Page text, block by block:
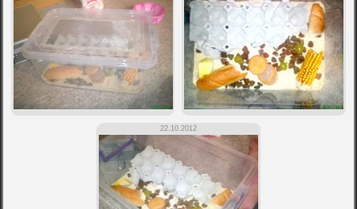
22.10.2012